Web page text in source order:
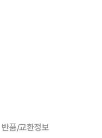
반품/교환정보